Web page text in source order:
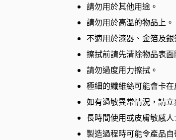
請勿用於其他用途。
請勿用於高溫的物品上。
不適用於漆器、金箔及
擦拭前請先清除物品表
請勿過度用力擦拭。
極細的纖維絲可能會卡在
如有過敏異常情況，請
長時間使用或皮膚敏感
製造過程時可能令產品